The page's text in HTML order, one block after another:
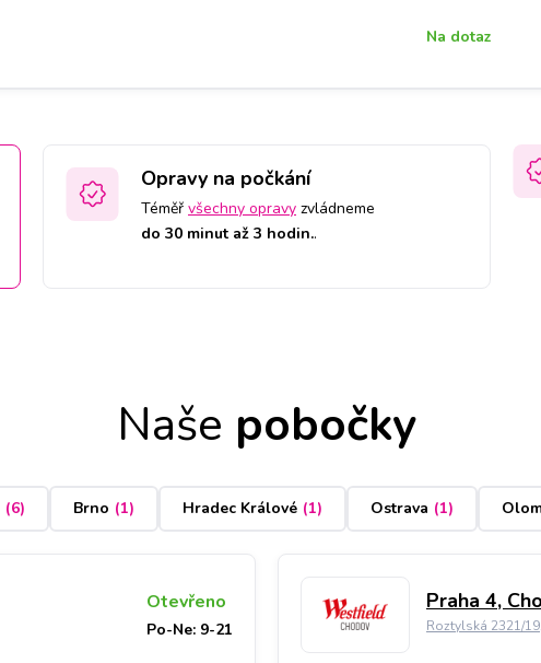
Na dotaz
Opravy na počkání
Téměř všechny opravy zvládneme
do 30 minut až 3 hodin..
Naše pobočky
(6) Brno (1) Hradec Králové (1) Ostrava (1)
Otevřeno
Po-Ne: 9-21
Praha 4,
Roztylská 2321/